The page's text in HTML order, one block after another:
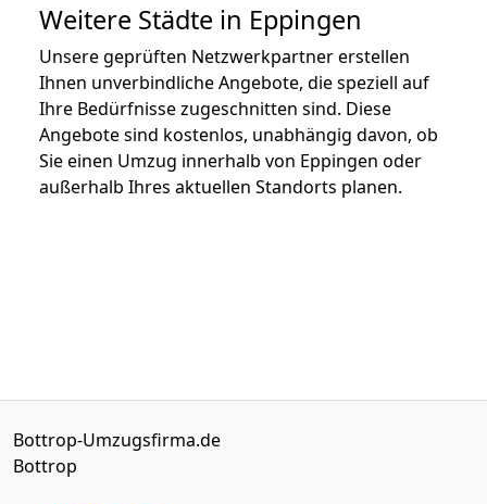
Weitere Städte in Eppingen
Unsere geprüften Netzwerkpartner erstellen
Ihnen unverbindliche Angebote, die speziell auf
Ihre Bedürfnisse zugeschnitten sind. Diese
Angebote sind kostenlos, unabhängig davon, ob
Sie einen Umzug innerhalb von Eppingen oder
außerhalb Ihres aktuellen Standorts planen.
Bottrop-Umzugsfirma.de
Bottrop